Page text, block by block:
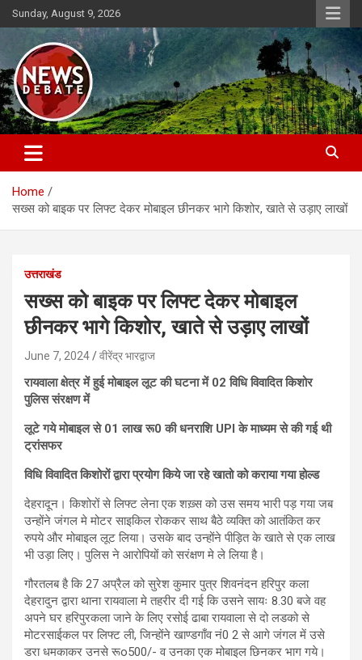
Skip
to
content
Sunday, August 9, 2026
News Debate
Home
सख्स को बाइक पर लिफ्ट देकर मोबाइल छीनकर भागे किशोर, खाते से उड़ाए लाखों
उत्तराखंड
सख्स को बाइक पर लिफ्ट देकर मोबाइल
छीनकर भागे किशोर, खाते से उड़ाए लाखों
June 7, 2024 वीरेंद्र भारद्वाज
रायवाला क्षेत्र में हुई मोबाइल लूट की घटना में 02 विधि विवादित किशोर
पुलिस संरक्षण में
लूटे गये मोबाइल से 01 लाख रू0 की धनराशि UPI के माध्यम से की गई थी
ट्रांसफर
विधि विवादित किशोरों द्वारा प्रयोग किये जा रहे खातो को कराया गया होल्ड
देहरादून। किशोरों से लिफ्ट लेना एक शख़्स को उस समय भारी पड़ गया जब
उन्होंने जंगल मे मोटर साइकिल रोककर साथ बैठे व्यक्ति को आतंकित कर
रुपये और मोबाइल लूट लिया। उसके बाद उन्होंने पीड़ित के खाते से एक लाख
भी उड़ा लिए। पुलिस ने आरोपियों को सरंक्षण मे ले लिया है।
गौरतलब है कि 27 अप्रैल को सुरेश कुमार पुत्र शिवनंदन हरिपुर कला
देहरादुन द्वारा थाना रायवाला मे तहरीर दी गई कि उसने सायः 8.30 बजे वह
अपने घर हरिपुरकला जाने के लिए रसोई ढाबा रायवाला से दो लडको से
मोटरसाईकल पर लिफ्ट ली, जिन्होंने खाण्डगाँव नं0 2 से आगे जंगल में उसे
डरा धमकाकर उनसे रूo500/- व उनका एक मोबाइल छिनकर भाग गये।